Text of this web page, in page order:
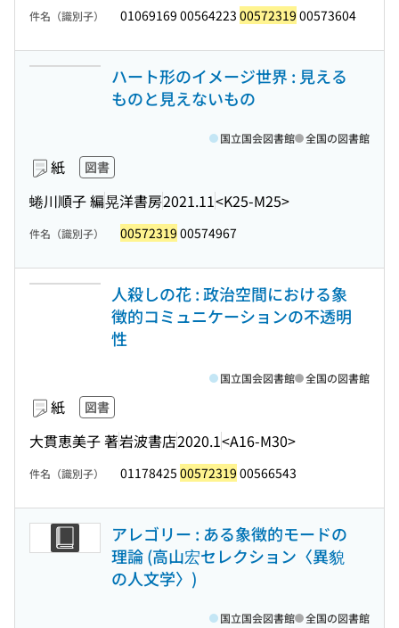
件名（識別子） 01069169 00564223 00572319 00573604
ハート形のイメージ世界 : 見える
ものと見えないもの
紙 図書
蜷川順子 編晃洋書房2021.11<K25-M25>
国立国会図書館 全国の図書館
件名（識別子） 00572319 00574967
人殺しの花 : 政治空間における象
徴的コミュニケーションの不透明
性
紙 図書
大貫恵美子 著岩波書店2020.1<A16-M30>
国立国会図書館 全国の図書館
件名（識別子） 01178425 00572319 00566543
アレゴリー : ある象徴的モードの
理論 (高山宏セレクション〈異貌
の人文学〉)
国立国会図書館 全国の図書館